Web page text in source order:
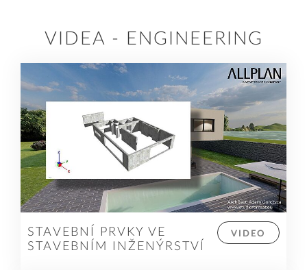
VIDEA - ENGINEERING
VIDEO
STAVEBNÍ PRVKY VE
STAVEBNÍM INŽENÝRSTVÍ